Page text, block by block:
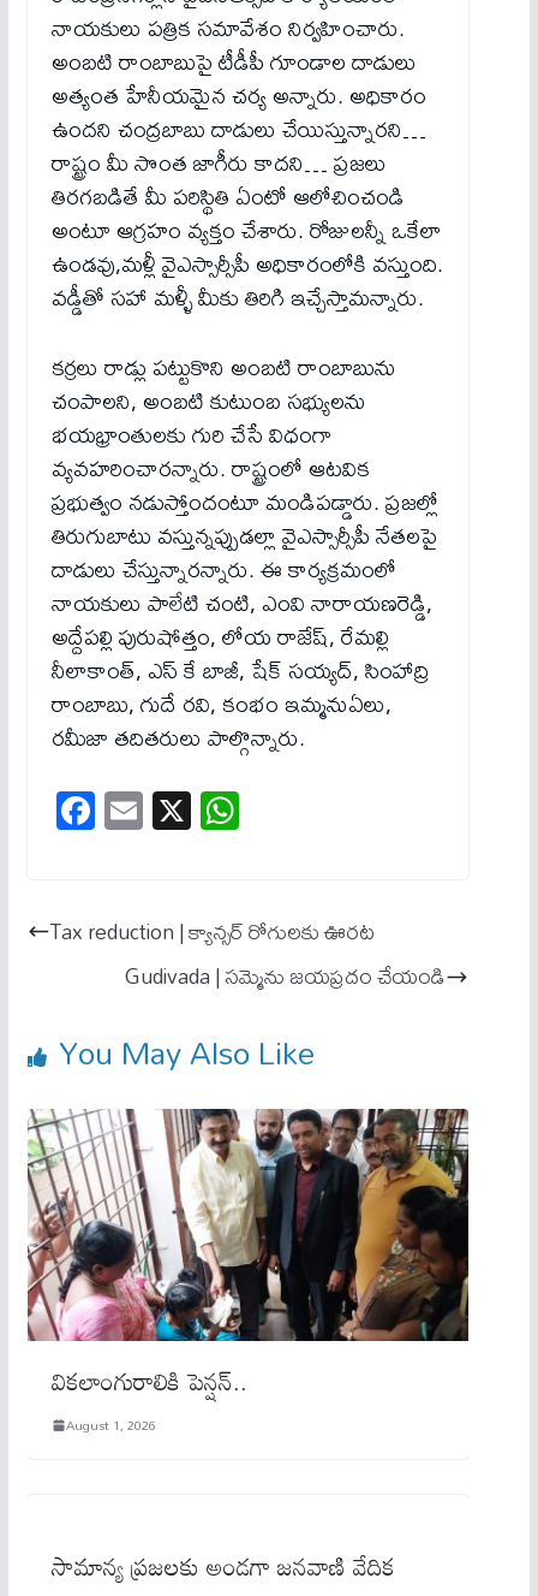
నాయకులు పత్రిక సమావేశం నిర్వహించారు.
అంబటి రాంబాబుపై టీడీపీ గూండాల దాడులు
అత్యంత హేనీయమైన చర్య అన్నారు. అధికారం
ఉందని చంద్రబాబు దాడులు చేయిస్తున్నారని…
రాష్ట్రం మీ సొంత జాగీరు కాదని… ప్రజలు
తిరగబడితే మీ పరిస్థితి ఏంటో ఆలోచించండి
అంటూ ఆగ్రహం వ్యక్తం చేశారు. రోజులన్నీ ఒకేలా
ఉండవు,మళ్లీ వైఎస్సార్సీపీ అధికారంలోకి వస్తుంది.
వడ్డీతో సహా మళ్ళీ మీకు తిరిగి ఇచ్చేస్తామన్నారు.
కర్రలు రాడ్లు పట్టుకొని అంబటి రాంబాబును
చంపాలని, అంబటి కుటుంబ సభ్యులను
భయభ్రాంతులకు గురి చేసే విధంగా
వ్యవహరించారన్నారు. రాష్ట్రంలో ఆటవిక
ప్రభుత్వం నడుస్తోందంటూ మండిపడ్డారు. ప్రజల్లో
తిరుగుబాటు వస్తున్నప్పుడల్లా వైఎస్సార్సీపీ నేతలపై
దాడులు చేస్తున్నారన్నారు. ఈ కార్యక్రమంలో
నాయకులు పాలేటి చంటి, ఎంవి నారాయణరెడ్డి,
అద్దేపల్లి పురుషోత్తం, లోయ రాజేష్, రేమల్లి
నీలాకాంత్, ఎస్ కే బాజీ, షేక్ సయ్యద్, సింహాద్రి
రాంబాబు, గుదే రవి, కంభం ఇమ్మనుఏలు,
రమీజా తదితరులు పాల్గొన్నారు.
Fa
ce
ok
E
m
X W
ha
A
pp
Tax reduction | క్యాన్స‌ర్ రోగుల‌కు ఊర‌ట‌
Gudivada | సమ్మెను జయప్రదం చేయండి
You May Also Like
వికలాంగురాలికి పెన్షన్‌..
August 1, 2026
సామాన్య ప్రజలకు అండగా జనవాణి వేదిక